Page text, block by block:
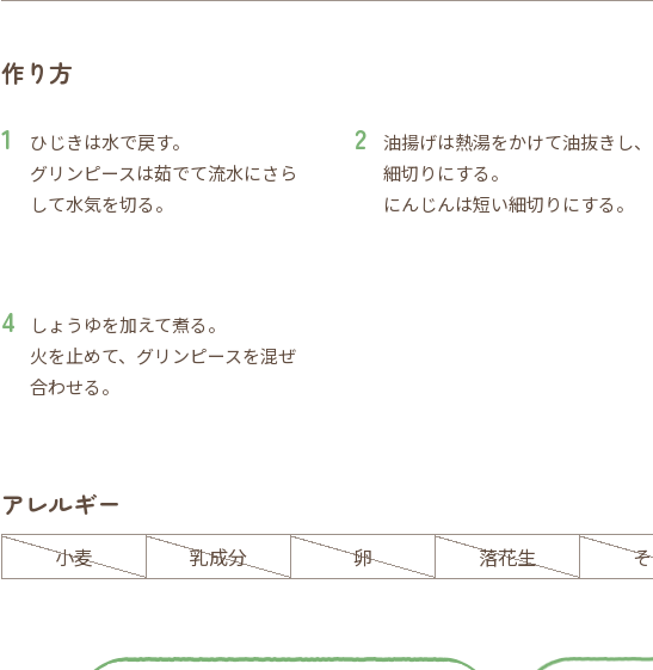
作り方
ひじきは水で戻す。
グリンピースは茹でて流水にさら
して水気を切る。
油揚げは熱湯をかけて油抜きし、
細切りにする。
にんじんは短い細切りにする。
しょうゆを加えて煮る。
火を止めて、グリンピースを混ぜ
合わせる。
アレルギー
小麦 乳成分 卵 落花生